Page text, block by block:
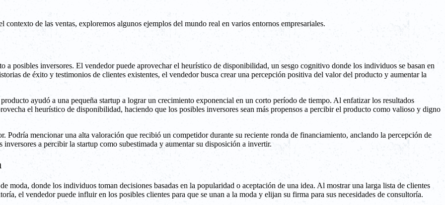
de las ventas, exploremos algunos ejemplos del mundo real en varios entornos empresariales.
a posibles inversores. El vendedor puede aprovechar el heurístico de disponibilidad, un sesgo cognitivo donde los individuos se basan en
de éxito y testimonios de clientes existentes, el vendedor busca crear una percepción positiva del valor del producto y aumentar la
ayudó a una pequeña startup a lograr un crecimiento exponencial en un corto período de tiempo. Al enfatizar los resultados
el heurístico de disponibilidad, haciendo que los posibles inversores sean más propensos a percibir el producto como valioso y digno
Podría mencionar una alta valoración que recibió un competidor durante su reciente ronda de financiamiento, anclando la percepción de
a percibir la startup como subestimada y aumentar su disposición a invertir.
moda, donde los individuos toman decisiones basadas en la popularidad o aceptación de una idea. Al mostrar una larga lista de clientes
el vendedor puede influir en los posibles clientes para que se unan a la moda y elijan su firma para sus necesidades de consultoría.